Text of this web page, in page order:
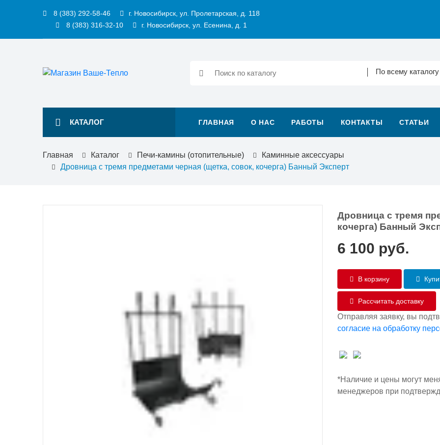
8 (383) 292-58-46
г. Новосибирск, ул. Пролетарская, д. 118
8 (383) 316-32-10
г. Новосибирск, ул. Есенина, д. 1
По всему каталогу
КАТАЛОГ ГЛАВНАЯ О НАС РАБОТЫ КОНТАКТЫ СТАТЬИ
Главная Каталог Печи-камины (отопительные)
Каминные аксессуары
Дровница с тремя предметами черная (щетка, совок, кочерга) Банный Эксперт
Дровница с тремя
кочерга) Банный
6 100 руб.
В корзину
Рассчитать доставку
Отправляя заявку, вы
согласие на обработку
*Наличие и цены могут
менеджеров при